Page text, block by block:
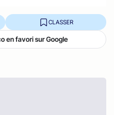
CLASSER
en favori sur Google